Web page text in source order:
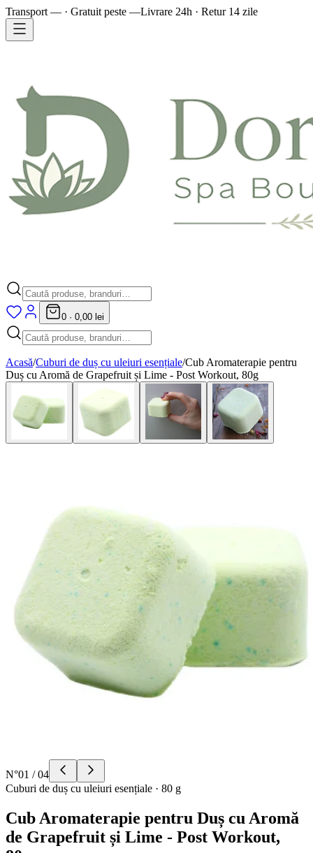
Transport — · Gratuit peste —Livrare 24h · Retur 14 zile
0 · 0,00 lei
Acasă/Cuburi de duș cu uleiuri esențiale/Cub Aromaterapie pentru
Duș cu Aromă de Grapefruit și Lime - Post Workout, 80g
N°01 /04
Cuburi de duș cu uleiuri esențiale · 80 g
Cub Aromaterapie pentru Duș cu Aromă
de Grapefruit și Lime - Post Workout,